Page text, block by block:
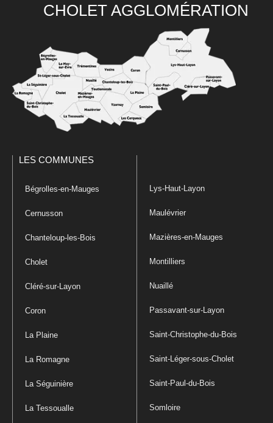
CHOLET AGGLOMÉRATION
LES COMMUNES
Bégrolles-en-Mauges
Cernusson
Chanteloup-les-Bois
Cholet
Cléré-sur-Layon
Coron
La Plaine
La Romagne
La Séguinière
La Tessoualle
Lys-Haut-Layon
Maulévrier
Mazières-en-Mauges
Montilliers
Nuaillé
Passavant-sur-Layon
Saint-Christophe-du-Bois
Saint-Léger-sous-Cholet
Saint-Paul-du-Bois
Somloire